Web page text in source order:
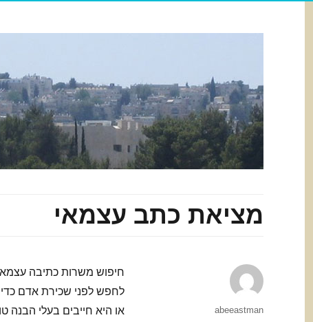
מציאת כתב עצמאי
חיפוש משרות כתיבה
לחפש לפני שכירת אדם
או היא חייבים בעלי הבנה
Author
abeeastman